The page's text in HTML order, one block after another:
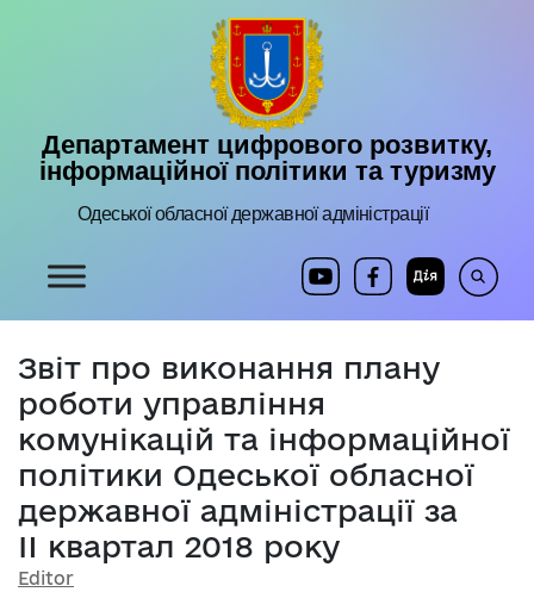
Департамент цифрового розвитку,
інформаційної політики та туризму
Одеської обласної державної адміністрації
Звіт про виконання плану
роботи управління
комунікацій та інформаційної
політики Одеської обласної
державної адміністрації за
II квартал 2018 року
Editor